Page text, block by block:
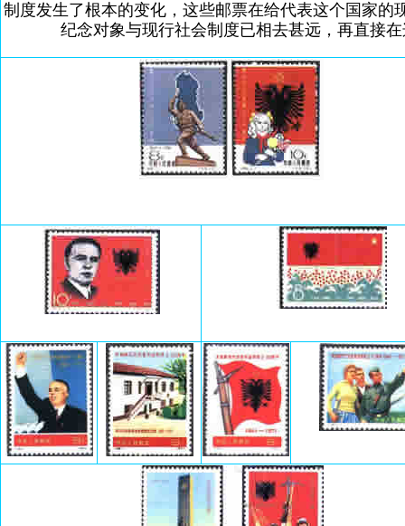
制度发生了根本的变化，这些邮票在给代表这个国家的
纪念对象与现行社会制度已相去甚远，再直接